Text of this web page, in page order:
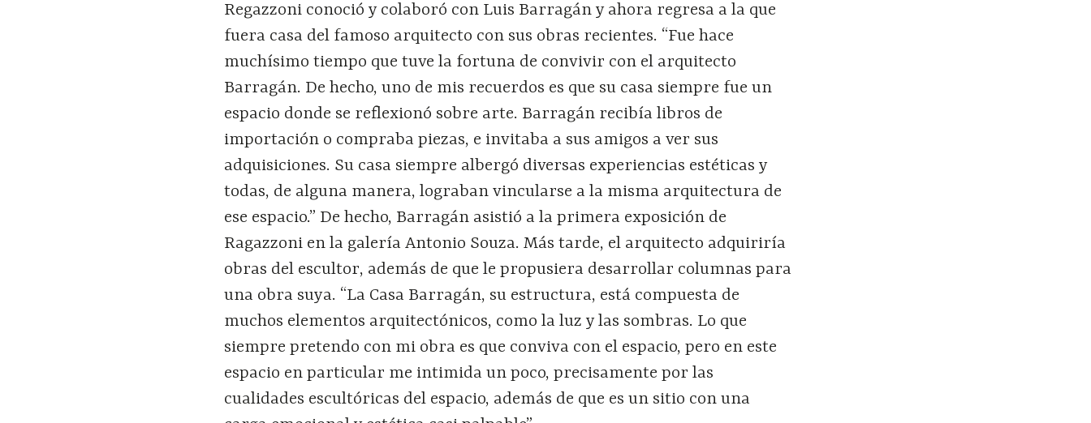
Regazzoni conoció y colaboró con Luis Barragán y ahora regresa a la que
fuera casa del famoso arquitecto con sus obras recientes. “Fue hace
muchísimo tiempo que tuve la fortuna de convivir con el arquitecto
Barragán. De hecho, uno de mis recuerdos es que su casa siempre fue un
espacio donde se reflexionó sobre arte. Barragán recibía libros de
importación o compraba piezas, e invitaba a sus amigos a ver sus
adquisiciones. Su casa siempre albergó diversas experiencias estéticas y
todas, de alguna manera, lograban vincularse a la misma arquitectura de
ese espacio.” De hecho, Barragán asistió a la primera exposición de
Ragazzoni en la galería Antonio Souza. Más tarde, el arquitecto adquiriría
obras del escultor, además de que le propusiera desarrollar columnas para
una obra suya. “La Casa Barragán, su estructura, está compuesta de
muchos elementos arquitectónicos, como la luz y las sombras. Lo que
siempre pretendo con mi obra es que conviva con el espacio, pero en este
espacio en particular me intimida un poco, precisamente por las
cualidades escultóricas del espacio, además de que es un sitio con una